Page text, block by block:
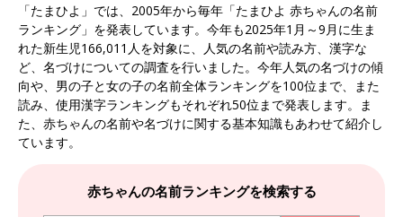
「たまひよ」では、2005年から毎年「たまひよ 赤ちゃんの名前
ランキング」を発表しています。今年も2025年1月～9月に生ま
れた新生児166,011人を対象に、人気の名前や読み方、漢字な
ど、名づけについての調査を行いました。今年人気の名づけの傾
向や、男の子と女の子の名前全体ランキングを100位まで、また
読み、使用漢字ランキングもそれぞれ50位まで発表します。ま
た、赤ちゃんの名前や名づけに関する基本知識もあわせて紹介し
ています。
赤ちゃんの名前ランキングを検索する